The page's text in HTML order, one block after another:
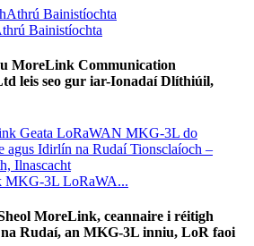
Bainistíochta
MoreLink Communication
leis seo gur iar-Ionadaí Dlíthiúil,
MKG-3L LoRaWA...
MoreLink, ceannaire i réitigh
Rudaí, an MKG-3L inniu, LoR faoi